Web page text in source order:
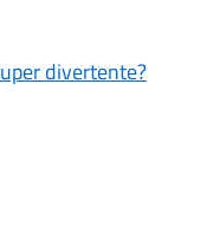
divertente?